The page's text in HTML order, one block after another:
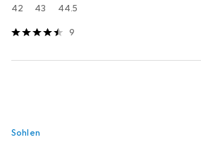
42 43 44.5
9
Sohlen